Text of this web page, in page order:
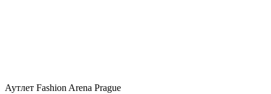
Аутлет Fashion Arena Prague